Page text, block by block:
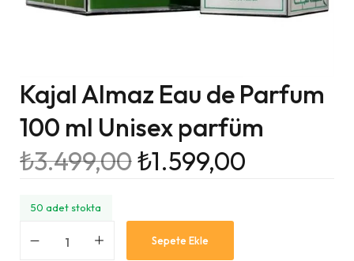
Kajal Almaz Eau de Parfum
100 ml Unisex parfüm
₺3.499,00₺1.599,00
50 adet stokta
Sepete Ekle